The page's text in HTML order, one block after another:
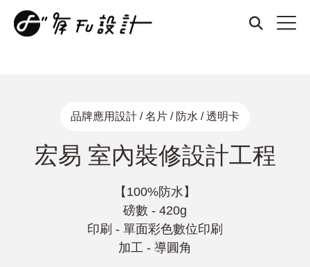
金名片、凹凸名片、質感名片、招牌設計、DM設計、菜單設
計、打凹名片、打凸名片、壓紋名片、LOGO設計
品牌應用設計 / 名片 / 防水 / 透明卡
宏易 室內裝修設計工程
【100%防水】
磅數 - 420g
印刷 - 單面彩色數位印刷
加工 - 導圓角